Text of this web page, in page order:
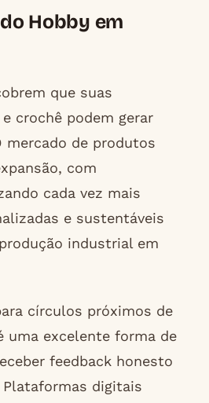
Hobby em
que suas
crochê podem gerar
mercado de produtos
com
cada vez mais
e sustentáveis
industrial em
círculos próximos de
uma excelente forma de
feedback honesto
digitais